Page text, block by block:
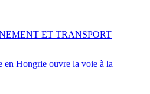
en Hongrie ouvre la voie à la
ET TRANSPORT